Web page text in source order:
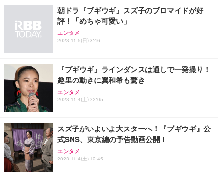
朝ドラ『ブギウギ』スズ子のブロマイドが好
評！「めちゃ可愛い」
エンタメ
2023.11.5(日) 8:46
『ブギウギ』ラインダンスは通しで一発撮り！
趣里の動きに翼和希も驚き
エンタメ
2023.11.4(土) 22:05
スズ子がいよいよ大スターへ！『ブギウギ』公
式SNS、東京編の予告動画公開！
エンタメ
2023.11.4(土) 12:45